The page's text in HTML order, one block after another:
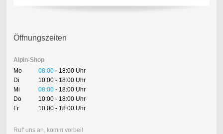
Öffnungszeiten
Alpin-Shop
Mo
08:00 - 18:00 Uhr
Di
10:00 - 18:00 Uhr
Mi
08:00 - 18:00 Uhr
Do
10:00 - 18:00 Uhr
Fr
10:00 - 18:00 Uhr
Ruf' uns an, komm vorbei!